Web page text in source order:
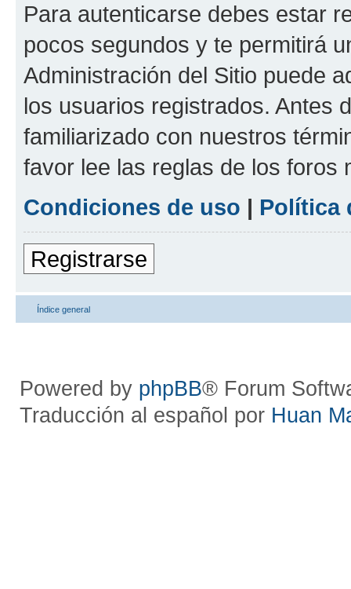
Para autenticarse debes estar
pocos segundos y te permitirá
Administración del Sitio puede
los usuarios registrados. Antes
familiarizado con nuestros
favor lee las reglas de los foros
Condiciones de uso | Política
Registrarse
Índice general
Powered by phpBB® Forum
Traducción al español por Huan